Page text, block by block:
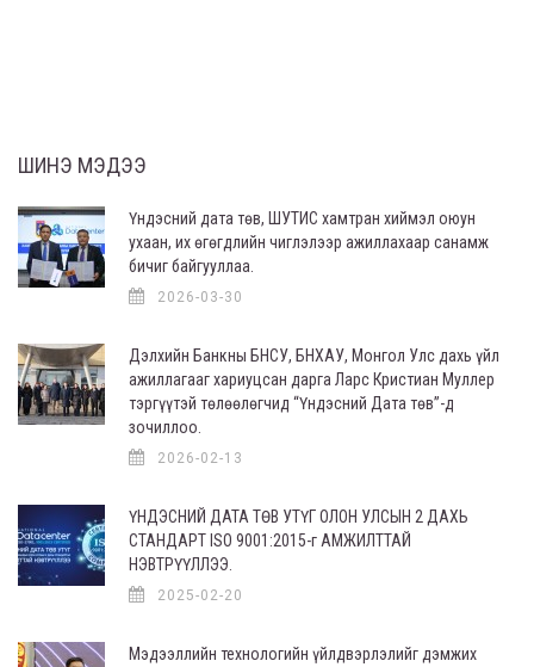
ШИНЭ МЭДЭЭ
Үндэсний дата төв, ШУТИС хамтран хиймэл оюун
ухаан, их өгөгдлийн чиглэлээр ажиллахаар санамж
бичиг байгууллаа.
2026-03-30
Дэлхийн Банкны БНСУ, БНХАУ, Монгол Улс дахь үйл
ажиллагааг хариуцсан дарга Ларс Кристиан Муллер
тэргүүтэй төлөөлөгчид “Үндэсний Дата төв”-д
зочиллоо.
2026-02-13
ҮНДЭСНИЙ ДАТА ТӨВ УТҮГ ОЛОН УЛСЫН 2 ДАХЬ
СТАНДАРТ ISO 9001:2015-г АМЖИЛТТАЙ
НЭВТРҮҮЛЛЭЭ.
2025-02-20
Мэдээллийн технологийн үйлдвэрлэлийг дэмжих